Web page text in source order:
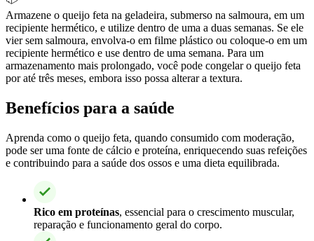
Armazene o queijo feta na geladeira, submerso na salmoura, em um
recipiente hermético, e utilize dentro de uma a duas semanas. Se ele
vier sem salmoura, envolva-o em filme plástico ou coloque-o em um
recipiente hermético e use dentro de uma semana. Para um
armazenamento mais prolongado, você pode congelar o queijo feta
por até três meses, embora isso possa alterar a textura.
Benefícios para a saúde
Aprenda como o queijo feta, quando consumido com moderação,
pode ser uma fonte de cálcio e proteína, enriquecendo suas refeições
e contribuindo para a saúde dos ossos e uma dieta equilibrada.
Rico em proteínas, essencial para o crescimento muscular,
reparação e funcionamento geral do corpo.